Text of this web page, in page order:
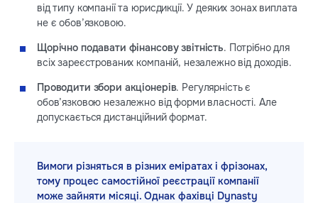
від типу компанії та юрисдикції. У деяких зонах виплата
не є обов’язковою.
Щорічно подавати фінансову звітність. Потрібно для
всіх зареєстрованих компаній, незалежно від доходів.
Проводити збори акціонерів. Регулярність є
обов’язковою незалежно від форми власності. Але
допускається дистанційний формат.
Вимоги різняться в різних еміратах і фрізонах,
тому процес самостійної реєстрації компанії
може зайняти місяці. Однак фахівці Dynasty